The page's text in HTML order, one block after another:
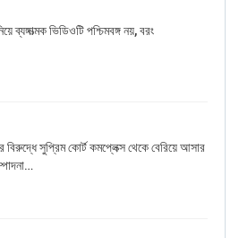
ভিডিওটি পশ্চিমবঙ্গ নয়, বরং
সুপ্রিম কোর্ট কমপ্লেক্স থেকে বেরিয়ে আসার